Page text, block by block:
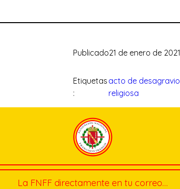
Publicado21 de enero de 2021
Etiquetas
:
acto de desagravio
religiosa
La FNFF directamente en tu correo…